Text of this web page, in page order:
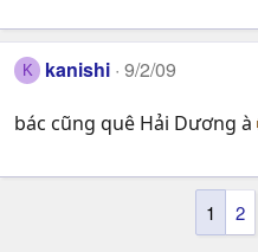
K kanishi 9/2/09
bác cũng quê Hải Dương à
1 2